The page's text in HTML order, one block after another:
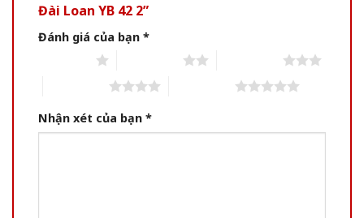
Đài Loan YB 42 2”
Đánh giá của bạn *
Nhận xét của bạn *